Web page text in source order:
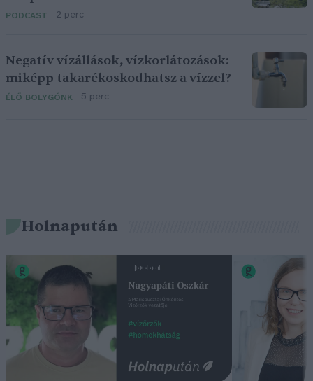
PODCAST 2 perc
Negatív vízállások, vízkorlátozások:
miképp takarékoskodhatsz a vízzel?
ÉLŐ BOLYGÓNK 5 perc
Holnapután